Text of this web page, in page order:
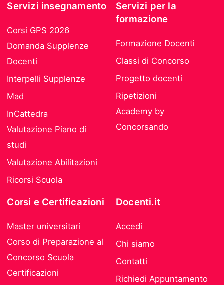
Servizi insegnamento
Corsi GPS 2026
Domanda Supplenze
Docenti
Interpelli Supplenze
Mad
InCattedra
Valutazione Piano di
studi
Valutazione Abilitazioni
Ricorsi Scuola
Servizi per la
formazione
Formazione Docenti
Classi di Concorso
Progetto docenti
Ripetizioni
Academy by
Concorsando
Corsi e Certificazioni
Master universitari
Corso di Preparazione al
Concorso Scuola
Certificazioni
Docenti.it
Accedi
Chi siamo
Contatti
Richiedi Appuntamento